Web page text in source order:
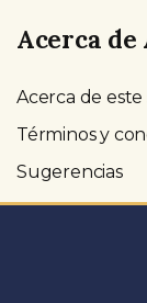
Acerca
Acerca de este
Términos y
Sugerencias